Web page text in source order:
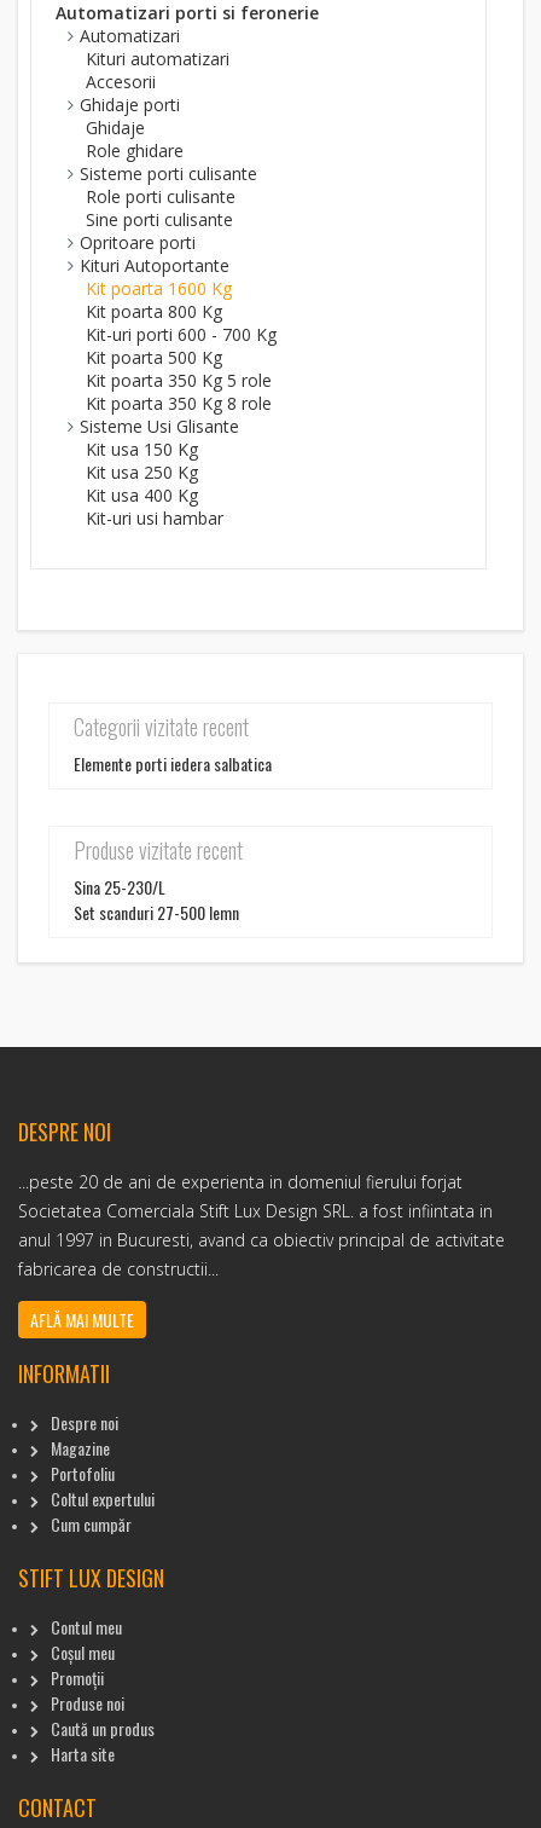
Automatizari porti si feronerie
Automatizari
Kituri automatizari
Accesorii
Ghidaje porti
Ghidaje
Role ghidare
Sisteme porti culisante
Role porti culisante
Sine porti culisante
Opritoare porti
Kituri Autoportante
Kit poarta 1600 Kg
Kit poarta 800 Kg
Kit-uri porti 600 - 700 Kg
Kit poarta 500 Kg
Kit poarta 350 Kg 5 role
Kit poarta 350 Kg 8 role
Sisteme Usi Glisante
Kit usa 150 Kg
Kit usa 250 Kg
Kit usa 400 Kg
Kit-uri usi hambar
Categorii vizitate recent
Elemente porti iedera salbatica
Produse vizitate recent
Sina 25-230/L
Set scanduri 27-500 lemn
DESPRE NOI
...peste 20 de ani de experienta in domeniul fierului forjat
Societatea Comerciala Stift Lux Design SRL. a fost infiintata in
anul 1997 in Bucuresti, avand ca obiectiv principal de activitate
fabricarea de constructii...
AFLĂ MAI MULTE
INFORMATII
Despre noi
Magazine
Portofoliu
Coltul expertului
Cum cumpăr
STIFT LUX DESIGN
Contul meu
Coșul meu
Promoții
Produse noi
Caută un produs
Harta site
CONTACT